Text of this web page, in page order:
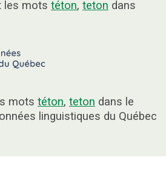
les mots téton, teton dans
mots téton, teton dans le
linguistiques du Québec